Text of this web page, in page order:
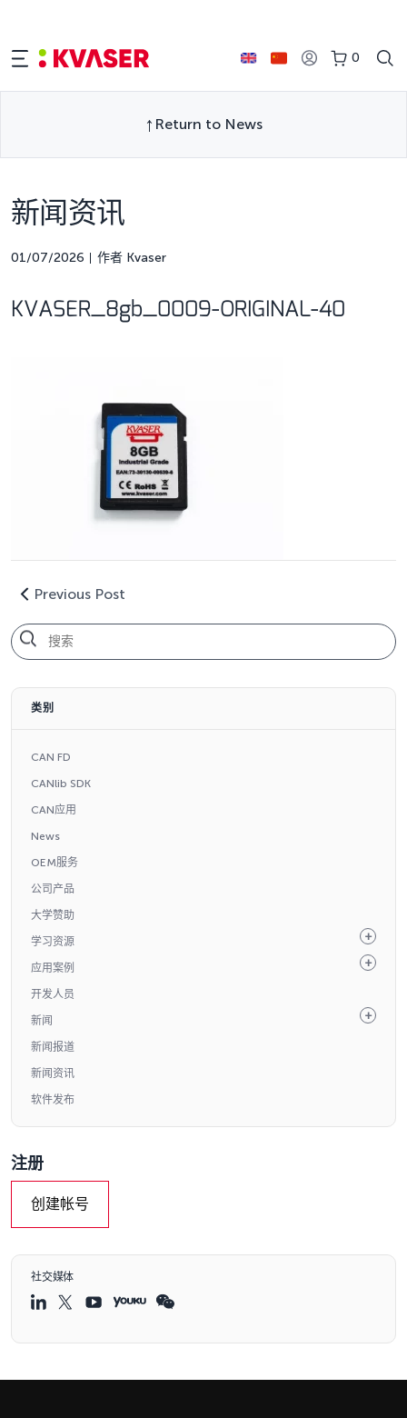
0
Return to News
新闻资讯
01/07/2026 作者 Kvaser
KVASER_8gb_0009-ORIGINAL-40
Previous Post
类别
CAN FD
CANlib SDK
CAN应用
News
OEM服务
公司产品
大学赞助
学习资源
应用案例
开发人员
新闻
新闻报道
新闻资讯
软件发布
注册
创建帐号
社交媒体